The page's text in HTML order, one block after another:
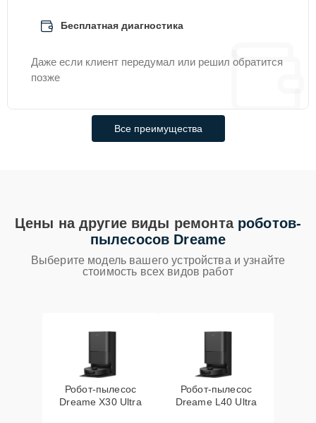
Бесплатная диагностика
Даже если клиент передумал или решил обратится
позже
Все преимущества
Цены на другие виды ремонта роботов-
пылесосов Dreame
Выберите модель вашего устройства и узнайте
стоимость всех видов работ
Робот-пылесос
Dreame X30 Ultra
Робот-пылесос
Dreame L40 Ultra